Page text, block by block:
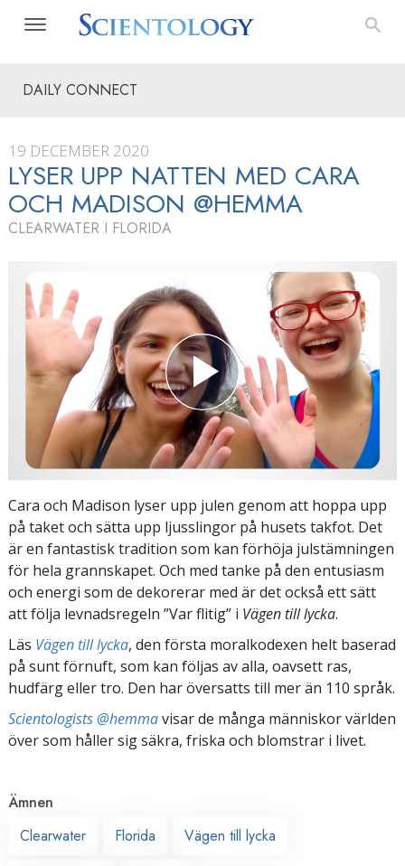
DAILY CONNECT
19 DECEMBER 2020
LYSER UPP NATTEN MED CARA
OCH MADISON @HEMMA
CLEARWATER I FLORIDA
Cara och Madison lyser upp julen genom att hoppa upp
på taket och sätta upp ljusslingor på husets takfot. Det
är en fantastisk tradition som kan förhöja julstämningen
för hela grannskapet. Och med tanke på den entusiasm
och energi som de dekorerar med är det också ett sätt
att följa levnadsregeln ”Var flitig” i Vägen till lycka.
Läs Vägen till lycka, den första moralkodexen helt baserad
på sunt förnuft, som kan följas av alla, oavsett ras,
hudfärg eller tro. Den har översatts till mer än 110 språk.
Scientologists @hemmavisar de många människor världen
över som håller sig säkra, friska och blomstrar i livet.
Ämnen
Clearwater
Florida Vägen till lycka